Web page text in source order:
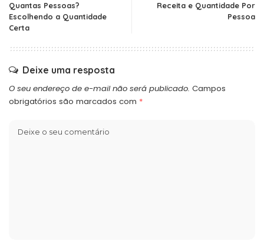
Quantas Pessoas?
Escolhendo a Quantidade
Certa
Receita e Quantidade Por
Pessoa
Deixe uma resposta
O seu endereço de e-mail não será publicado. Campos
obrigatórios são marcados com *